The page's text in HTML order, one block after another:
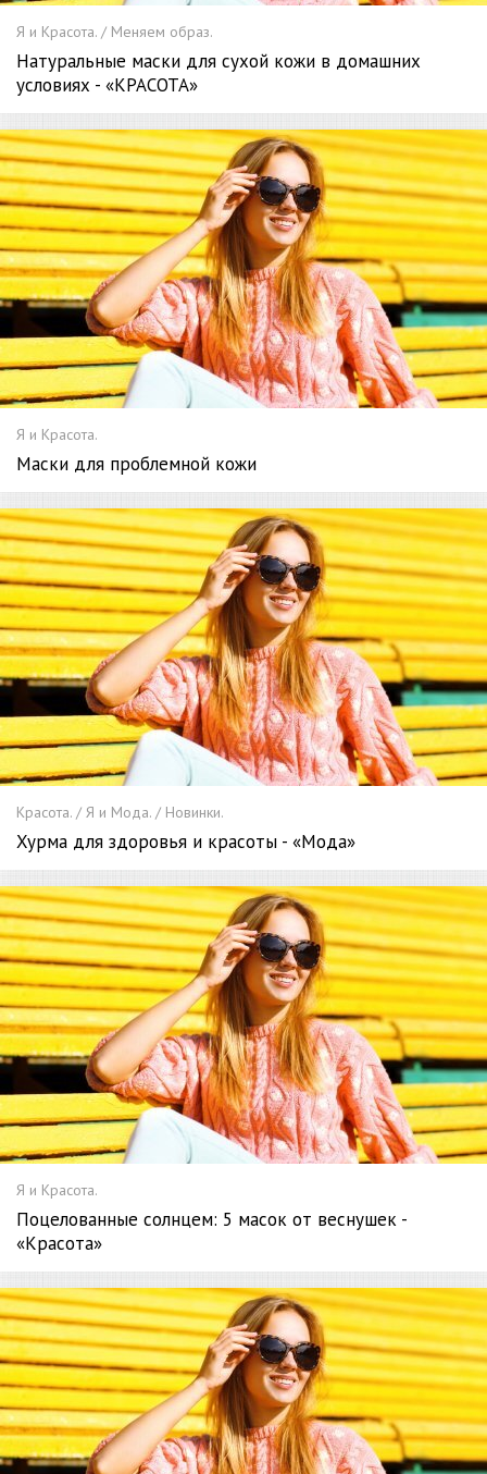
Я и Красота. / Меняем образ.
Натуральные маски для сухой кожи в домашних
условиях - «КРАСОТА»
Я и Красота.
Маски для проблемной кожи
Красота. / Я и Мода. / Новинки.
Хурма для здоровья и красоты - «Мода»
Я и Красота.
Поцелованные солнцем: 5 масок от веснушек -
«Красота»